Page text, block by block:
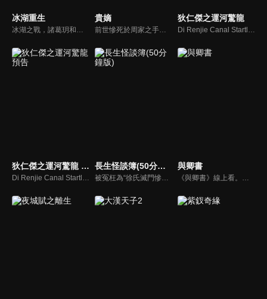
冰湖重生 貴嫡
前世慘死於周家之手的郡夫人張汐音，意外重生回到命運改寫之前，這一次，她不再任人擺布。為向曾經的丈夫定安侯與平妻復仇，她主動接近霽王段漸離，結盟聯手、各取所需，原本只是利益交換的關係，卻在算計與試探之間，悄然擦出不一樣的火花。
狄仁傑之運河驚龍
狄仁傑之運河驚龍 預告
Di Renjie Canal Startles the Dragon
長生怪談簿(50分鐘版)
被冤枉為“徐氏滅門慘案”兇手的主人公在多年後深陷倖存者的複仇圈套，成功說服其共同對抗真兇，並找出真相的故事。整個故事發生在一個荒山客棧，眾人鬥智斗勇，一步步揭開每個人的秘密，還原案件本來面目。
與卿書
《與卿書》線上看。姚州都督左經綸在上任途中誤入與世隔絕的村落—桃花塢，這裡有一個奇特的習俗，女子只有談過戀愛才算成年，左經綸突然出現在柳卿卿的「阿羅風」上任儀式，被族人認定為天意，強行留下左經綸在桃花塢……